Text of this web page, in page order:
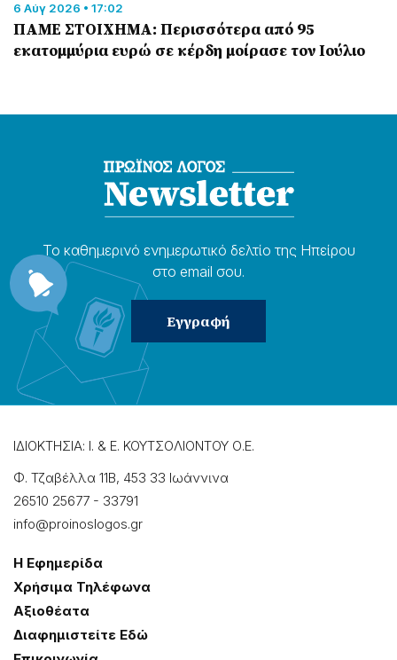
6 Αύγ 2026 • 17:02
ΠΑΜΕ ΣΤΟΙΧΗΜΑ: Περισσότερα από 95
εκατομμύρια ευρώ σε κέρδη μοίρασε τον Ιούλιο
Το καθημερɩνό ενημερωτɩκό δελτίο της Ηπείρου
στο email σου.
ΙΔΙΟΚΤΗΣΙΑ: Ι. & Ε. ΚΟΥΤΣΟΛΙΟΝΤΟΥ Ο.Ε.
Φ. Τζαβέλλα 11Β, 453 33 Ιωάννɩνα
26510 25677 - 33791
info@proinoslogos.gr
Η Εφημερίδα
Χρήσɩμα Τηλέφωνα
Αξɩοθέατα
Δɩαφημɩστείτε Εδώ